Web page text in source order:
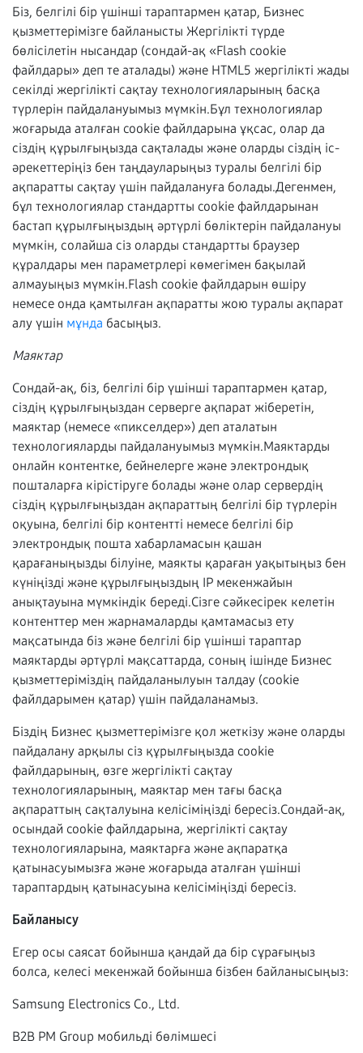
Біз, белгілі бір үшінші тараптармен қатар, Бизнес
қызметтерімізге байланысты Жергілікті түрде
бөлісілетін нысандар (сондай-ақ «Flash cookie
файлдары» деп те аталады) және HTML5 жергілікті жады
секілді жергілікті сақтау технологияларының басқа
түрлерін пайдалануымыз мүмкін.Бұл технологиялар
жоғарыда аталған cookie файлдарына ұқсас, олар да
сіздің құрылғыңызда сақталады және оларды сіздің іс-
әрекеттеріңіз бен таңдауларыңыз туралы белгілі бір
ақпаратты сақтау үшін пайдалануға болады.Дегенмен,
бұл технологиялар стандартты cookie файлдарынан
бастап құрылғыңыздың әртүрлі бөліктерін пайдалануы
мүмкін, солайша сіз оларды стандартты браузер
құралдары мен параметрлері көмегімен бақылай
алмауыңыз мүмкін.Flash cookie файлдарын өшіру
немесе онда қамтылған ақпаратты жою туралы ақпарат
алу үшін мұнда басыңыз.
Маяктар
Сондай-ақ, біз, белгілі бір үшінші тараптармен қатар,
сіздің құрылғыңыздан серверге ақпарат жіберетін,
маяктар (немесе «пикселдер») деп аталатын
технологияларды пайдалануымыз мүмкін.Маяктарды
онлайн контентке, бейнелерге және электрондық
пошталарға кірістіруге болады және олар сервердің
сіздің құрылғыңыздан ақпараттың белгілі бір түрлерін
оқуына, белгілі бір контентті немесе белгілі бір
электрондық пошта хабарламасын қашан
қарағаныңызды білуіне, маякты қараған уақытыңыз бен
күніңізді және құрылғыңыздың IP мекенжайын
анықтауына мүмкіндік береді.Сізге сәйкесірек келетін
контенттер мен жарнамаларды қамтамасыз ету
мақсатында біз және белгілі бір үшінші тараптар
маяктарды әртүрлі мақсаттарда, соның ішінде Бизнес
қызметтеріміздің пайдаланылуын талдау (cookie
файлдарымен қатар) үшін пайдаланамыз.
Біздің Бизнес қызметтерімізге қол жеткізу және оларды
пайдалану арқылы сіз құрылғыңызда cookie
файлдарының, өзге жергілікті сақтау
технологияларының, маяктар мен тағы басқа
ақпараттың сақталуына келісіміңізді бересіз.Сондай-ақ,
осындай cookie файлдарына, жергілікті сақтау
технологияларына, маяктарға және ақпаратқа
қатынасуымызға және жоғарыда аталған үшінші
тараптардың қатынасуына келісіміңізді бересіз.
Байланысу
Егер осы саясат бойынша қандай да бір сұрағыңыз
болса, келесі мекенжай бойынша бізбен байланысыңыз:
Samsung Electronics Co., Ltd.
B2B PM Group мобильді бөлімшесі